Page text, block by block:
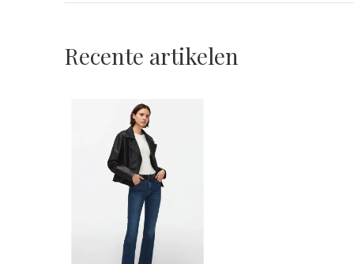
Recente artikelen